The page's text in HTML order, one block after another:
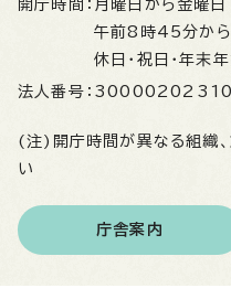
開庁時間： 月曜日から金曜日
午前8時45分か
休日・祝日・年末
法人番号：
(注)開庁時間が異なる組織
い
庁舎案内